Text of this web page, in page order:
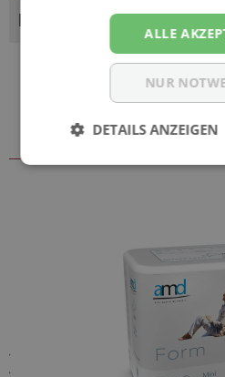
BEWERTUNGEN
Zubehör &
ALLE
NUR
DETAILS ANZEIGEN